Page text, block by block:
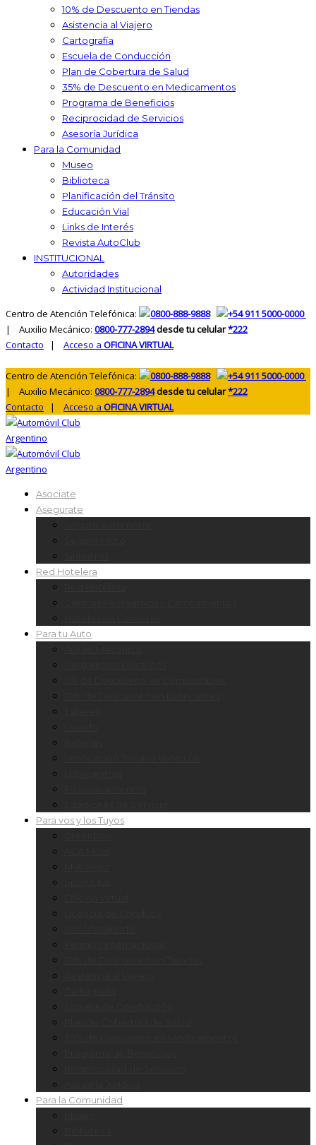
10% de Descuento en Tiendas
Asistencia al Viajero
Cartografía
Escuela de Conducción
Plan de Cobertura de Salud
35% de Descuento en Medicamentos
Programa de Beneficios
Reciprocidad de Servicios
Asesoría Jurídica
Para la Comunidad
Museo
Biblioteca
Planificación del Tránsito
Educación Vial
Links de Interés
Revista AutoClub
INSTITUCIONAL
Autoridades
Actividad Institucional
Centro de Atención Telefónica: 0800-888-9888
+54 911 5000-0000
| Auxilio Mecánico: 0800-777-2894desde tu celular*222
Contacto | Acceso a OFICINA VIRTUAL
Centro de Atención Telefónica: 0800-888-9888
+54 911 5000-0000
| Auxilio Mecánico: 0800-777-2894desde tu celular*222
Contacto | Acceso a OFICINA VIRTUAL
Asociate
Asegurate
Red Hotelera
Para tu Auto
Para vos y los Tuyos
Para la Comunidad